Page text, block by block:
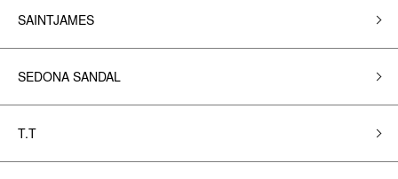
SAINTJAMES
SEDONA SANDAL
T.T